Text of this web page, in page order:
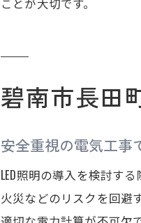
碧南市長田
安全重視の電気工事
LED照明の導入を検討す
火災などのリスクを回避